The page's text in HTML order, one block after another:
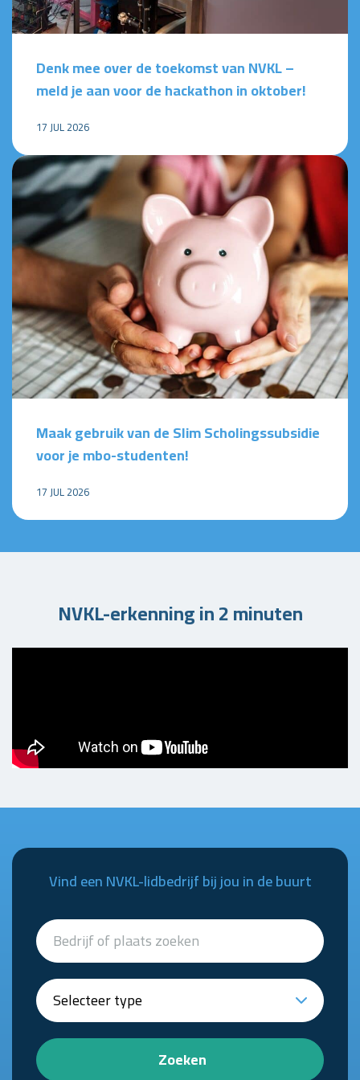
Denk mee over de toekomst van NVKL –
meld je aan voor de hackathon in oktober!
17 JUL 2026
Maak gebruik van de Slim Scholingssubsidie
voor je mbo-studenten!
17 JUL 2026
NVKL-erkenning in 2 minuten
Vind een NVKL-lidbedrijf bij jou in de buurt
Zoeken